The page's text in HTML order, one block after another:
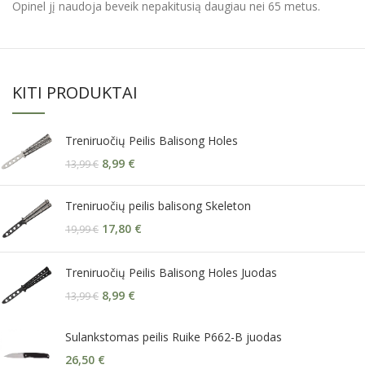
Opinel jį naudoja beveik nepakitusią daugiau nei 65 metus.
KITI PRODUKTAI
Treniruočių Peilis Balisong Holes
13,99€ 8,99 €
Treniruočių peilis balisong Skeleton
19,99€ 17,80 €
Treniruočių Peilis Balisong Holes Juodas
13,99€ 8,99 €
Sulankstomas peilis Ruike P662-B juodas
26,50 €